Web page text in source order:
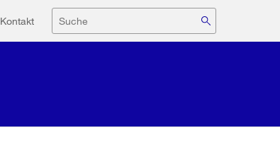
Hilfsnavigation
Kontakt Suche